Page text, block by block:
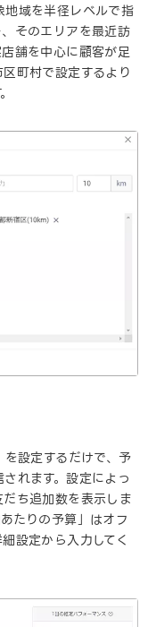
地域を半径レベルで指
そのエリアを最近訪
舗を中心に顧客が足
町村で設定するより
を設定するだけで、予
れます。設定によっ
ち追加数を表示しま
たりの予算」はオフ
設定から入力してく